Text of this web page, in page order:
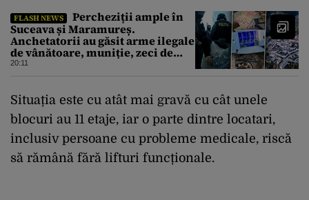
FLASH NEWS
Percheziții ample în
Suceava și Maramureș.
Anchetatorii au găsit arme ilegale
de vânătoare, muniție, zeci de
trofee de vânat și materiale
20:11
Situația este cu atât mai gravă cu cât unele
blocuri au 11 etaje, iar o parte dintre locatari,
inclusiv persoane cu probleme medicale, riscă
să rămână fără lifturi funcționale.